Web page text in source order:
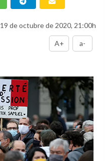
19 de octubre de 2020, 21:00h
A+ a-